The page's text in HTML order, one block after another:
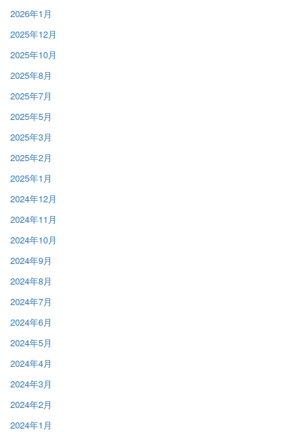
2026年1月
2025年12月
2025年10月
2025年8月
2025年7月
2025年5月
2025年3月
2025年2月
2025年1月
2024年12月
2024年11月
2024年10月
2024年9月
2024年8月
2024年7月
2024年6月
2024年5月
2024年4月
2024年3月
2024年2月
2024年1月